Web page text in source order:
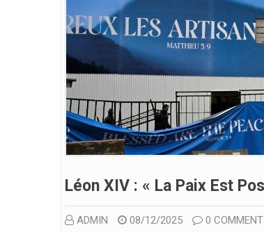
Léon XIV : « La Paix Est
ADMIN 08/12/2025 0 COMMENT